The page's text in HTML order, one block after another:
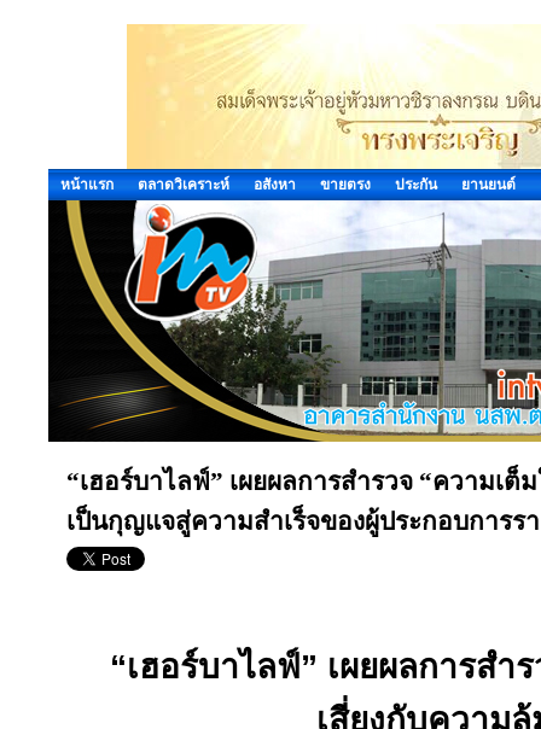
หน้าแรก ตลาดวิเคราะห์ อสังหา ขายตรง ประกัน ยานยนต์
“เฮอร์บาไลฟ์” เผยผลการสำรวจ “ความเต็
เป็นกุญแจสู่ความสำเร็จของผู้ประกอบการร
“เฮอร์บาไลฟ์” เผยผลการสำ
เสี่ยงกับความล้